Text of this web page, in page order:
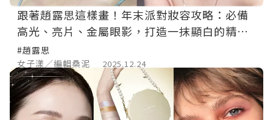
跟著趙露思這樣畫！年末派對妝容攻略：必備
高光、亮片、金屬眼影，打造一抹顯白的精緻
感
#趙露思
女子漾／編輯桑泥
2025.12.24